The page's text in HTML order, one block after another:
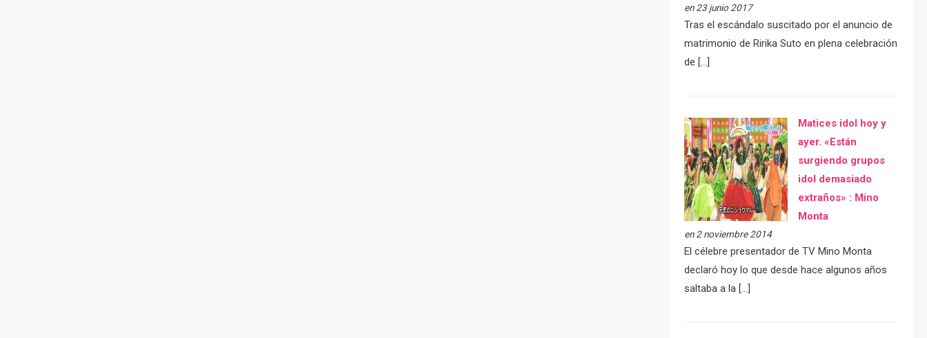
en 23 junio 2017
Tras el escándalo suscitado por el anuncio de
matrimonio de Ririka Suto en plena celebración
de […]
Matices idol hoy y
ayer. «Están
surgiendo grupos
idol demasiado
extraños» : Mino
Monta
en 2 noviembre 2014
El célebre presentador de TV Mino Monta
declaró hoy lo que desde hace algunos años
saltaba a la […]